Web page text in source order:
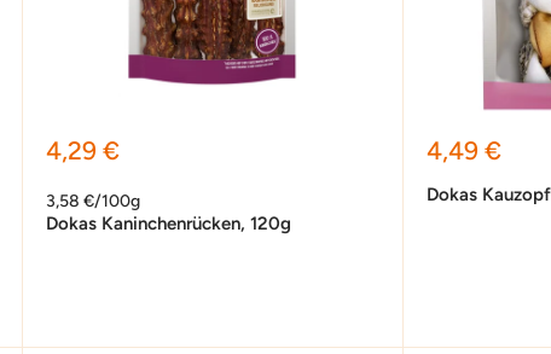
Sonderpreis
4,29 €
3,58 €/100g
Dokas Kaninchenrücken, 120g
Sonderpreis
4,49 €
Dokas